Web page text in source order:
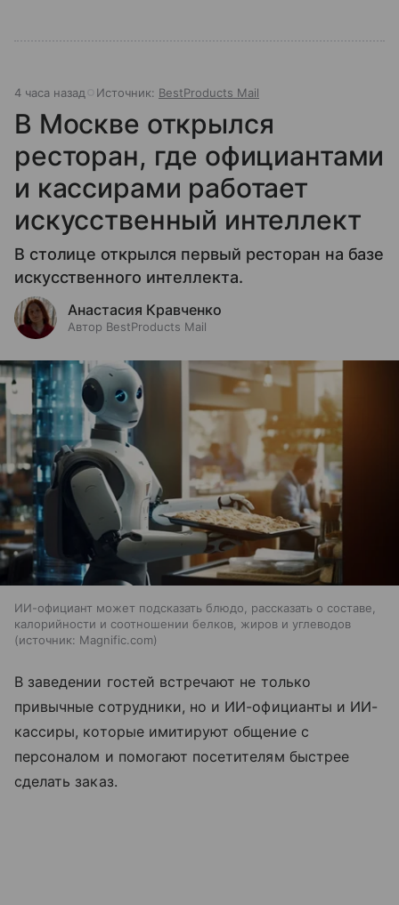
4 часа назад Источник: BestProducts Mail
В Москве открылся
ресторан, где официантами
и кассирами работает
искусственный интеллект
В столице открылся первый ресторан на базе
искусственного интеллекта.
Анастасия Кравченко
Автор BestProducts Mail
ИИ-официант может подсказать блюдо, рассказать о составе,
калорийности и соотношении белков, жиров и углеводов
источник: Magnific.com
В заведении гостей встречают не только
привычные сотрудники, но и ИИ-официанты и ИИ-
кассиры, которые имитируют общение с
персоналом и помогают посетителям быстрее
сделать заказ.